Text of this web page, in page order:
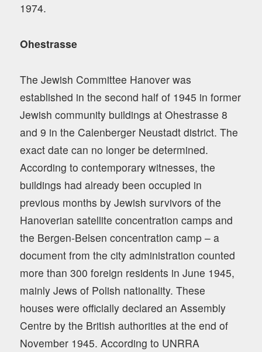
1974.
Ohestrasse
The Jewish Committee Hanover was
established in the second half of 1945 in former
Jewish community buildings at Ohestrasse 8
and 9 in the Calenberger Neustadt district. The
exact date can no longer be determined.
According to contemporary witnesses, the
buildings had already been occupied in
previous months by Jewish survivors of the
Hanoverian satellite concentration camps and
the Bergen-Belsen concentration camp – a
document from the city administration counted
more than 300 foreign residents in June 1945,
mainly Jews of Polish nationality. These
houses were officially declared an Assembly
Centre by the British authorities at the end of
November 1945. According to UNRRA